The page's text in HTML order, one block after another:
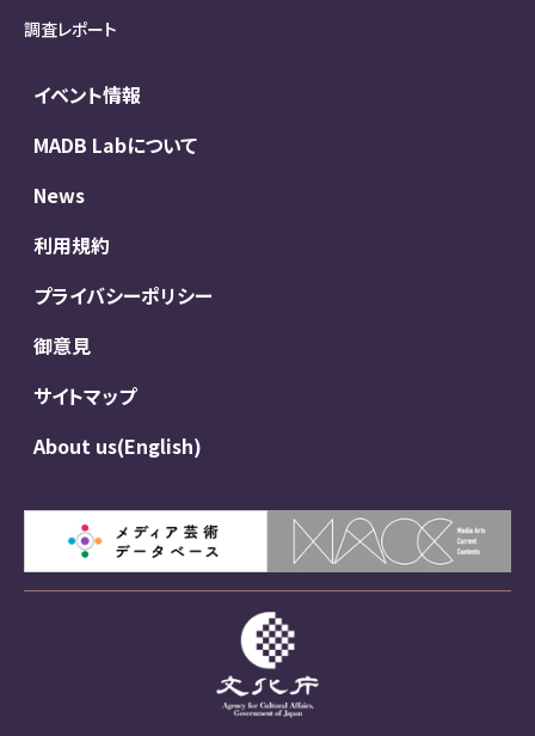
イベント情報
MADB Labについて
News
調査レポート
利用規約
プライバシーポリシー
御意見
サイトマップ
About us(English)